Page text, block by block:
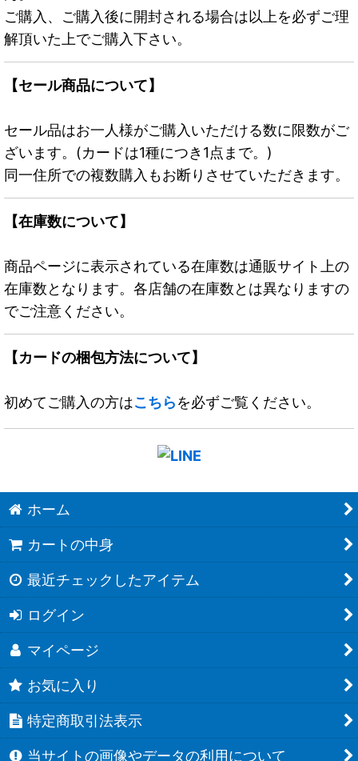
ご購入、ご購入後に開封される場合は以上を必ずご理
解頂いた上でご購入下さい。
【セール商品について】
セール品はお一人様がご購入いただける数に限数がご
ざいます。(カードは1種につき1点まで。)
同一住所での複数購入もお断りさせていただきます。
【在庫数について】
商品ページに表示されている在庫数は通販サイト上の
在庫数となります。各店舗の在庫数とは異なりますの
でご注意ください。
【カードの梱包方法について】
初めてご購入の方はこちらを必ずご覧ください。
ホーム
カートの中身
最近チェックしたアイテム
ログイン
マイページ
お気に入り
特定商取引法表示
当サイトの画像やデータの利用について